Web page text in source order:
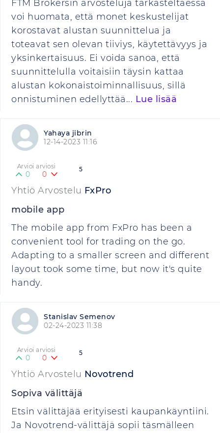
FTM Brokersin arvosteluja tarkasteltaessa
voi huomata, että monet keskustelijat
korostavat alustan suunnittelua ja
toteavat sen olevan tiiviys, käytettävyys ja
yksinkertaisuus. Ei voida sanoa, että
suunnittelulla voitaisiin täysin kattaa
alustan kokonaistoiminnallisuus, sillä
onnistuminen edellyttää... Lue lisää
Yahaya jibrin
12-14-2023 11:16
5
Arvioi arviosi
0 0
Yhtiö Arvostelu FxPro
mobile app
The mobile app from FxPro has been a
convenient tool for trading on the go.
Adapting to a smaller screen and different
layout took some time, but now it's quite
handy.
Stanislav Semenov
02-24-2023 11:38
5
Arvioi arviosi
0 0
Yhtiö Arvostelu Novotrend
Sopiva välittäjä
Etsin välittäjää erityisesti kaupankäyntiini.
Ja Novotrend-välittäjä sopii täsmälleen